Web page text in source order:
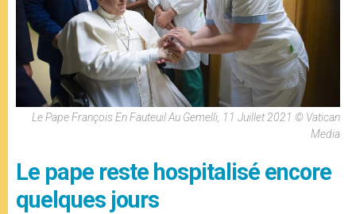
Le Pape François En Fauteuil Au Gemelli, 11 Juillet 2021 © Vatican
Media
Le pape reste hospitalisé encore
quelques jours